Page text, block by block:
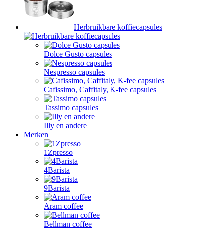
Herbruikbare koffiecapsules
Dolce Gusto capsules
Nespresso capsules
Cafissimo, Caffitaly, K-fee capsules
Tassimo capsules
Illy en andere
Merken
1Zpresso
4Barista
9Barista
Aram coffee
Bellman coffee